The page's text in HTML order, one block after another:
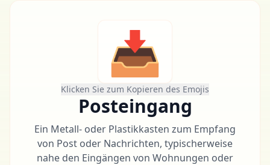
📥
Klicken Sie zum Kopieren des Emojis
Posteingang
Ein Metall- oder Plastikkasten zum Empfang
von Post oder Nachrichten, typischerweise
nahe den Eingängen von Wohnungen oder